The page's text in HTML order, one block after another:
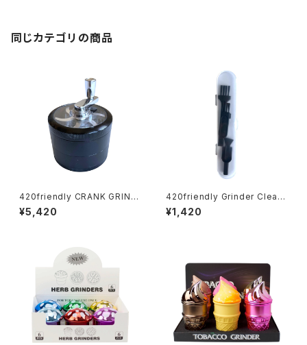
同じカテゴリの商品
420friendly CRANK GRIND
ER PRO｜クランクハンドル式
プレミアムハーブグラインダー
¥5,420
420friendly Grinder Cleani
ng Kit 4点セット グラインダー
クリーニングキット
¥1,420